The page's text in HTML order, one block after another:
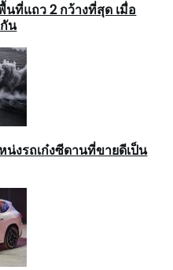
นที่แถว 2 กว้างที่สุด เมื่อ
น
น่งรถเก๋งซีดานที่ขายดีเป็น